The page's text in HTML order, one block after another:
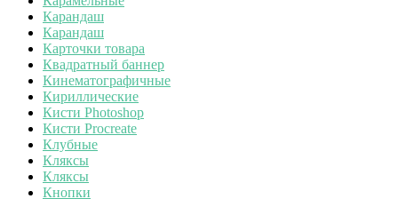
Карандаш
Карандаш
Карточки товара
Квадратный баннер
Кинематографичные
Кириллические
Кисти Photoshop
Кисти Procreate
Клубные
Кляксы
Кляксы
Кнопки